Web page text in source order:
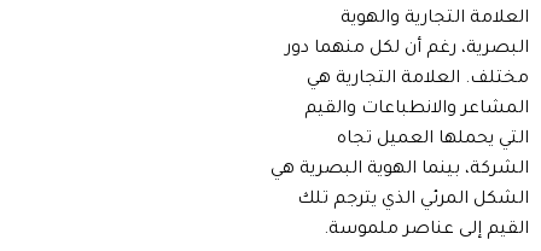
العلامة التجارية والهوية
البصرية، رغم أن لكل منهما دور
مختلف. العلامة التجارية هي
المشاعر والانطباعات والقيم
التي يحملها العميل تجاه
الشركة، بينما الهوية البصرية هي
الشكل المرئي الذي يترجم تلك
القيم إلى عناصر ملموسة.